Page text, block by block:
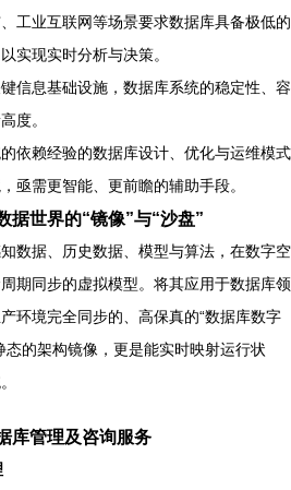
、工业互联网等场景要求数据库具备极低的
实现实时分析与决策。
键信息基础设施，数据库系统的稳定性、容
度。
依赖经验的数据库设计、优化与运维模式
亟需更智能、更前瞻的辅助手段。
据世界的“镜像”与“沙盘”
数据、历史数据、模型与算法，在数字空
期同步的虚拟模型。将其应用于数据库领
环境完全同步的、高保真的“数据库数字
态的架构镜像，更是能实时映射运行状
库管理及咨询服务